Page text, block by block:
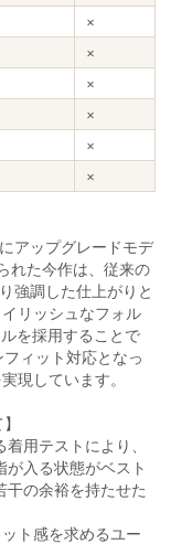
×
×
×
×
×
×
アップグレードモデ
れた今作は、従来の
強調した仕上がりと
リッシュなフォル
を採用することで
ィット対応となっ
現しています。
用テストにより、
が入る状態がベスト
干の余裕を持たせた
ト感を求めるユー